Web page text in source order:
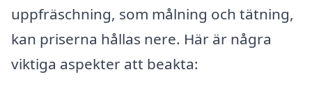
uppfräschning, som målning och tätning,
kan priserna hållas nere. Här är några
viktiga aspekter att beakta: